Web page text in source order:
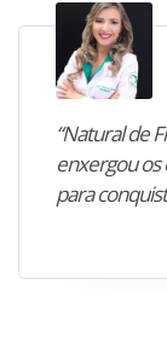
“Natural de
enxergou
para